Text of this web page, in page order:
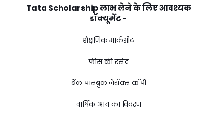
Tata Scholarship लाभ लेने के लिए आवश्यक
डॉक्यूमेंट -
शैक्षणिक मार्कशीट
फीस की रसीद
बैंक पासबुक जेरॉक्स कॉपी
वार्षिक आय का विवरण